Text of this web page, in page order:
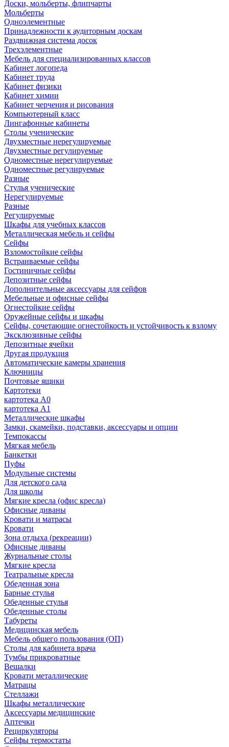
Доски, мольберты, флипчарты
Мольберты
Одноэлементные
Принадлежности к аудиторным доскам
Раздвижная система досок
Трехэлементные
Мебель для специализированных классов
Кабинет логопеда
Кабинет труда
Кабинет физики
Кабинет химии
Кабинет черчения и рисования
Компьютерный класс
Лингафонные кабинеты
Столы ученические
Двухместные нерегулируемые
Двухместные регулируемые
Одноместные нерегулируемые
Одноместные регулируемые
Разные
Стулья ученические
Нерегулируемые
Разные
Регулируемые
Шкафы для учебных классов
Металлическая мебель и сейфы
Сейфы
Взломостойкие сейфы
Встраиваемые сейфы
Гостиничные сейфы
Депозитные сейфы
Дополнительные аксессуары для сейфов
Мебельные и офисные сейфы
Огнестойкие сейфы
Оружейные сейфы и шкафы
Сейфы, сочетающие огнестойкость и устойчивость к взлому
Эксклюзивные сейфы
Депозитные ячейки
Другая продукция
Автоматические камеры хранения
Ключницы
Почтовые ящики
Картотеки
картотека А0
картотека А1
Металлические шкафы
Замки, скамейки, подставки, аксессуары и опции
Темпокассы
Мягкая мебель
Банкетки
Пуфы
Модульные системы
Для детского сада
Для школы
Мягкие кресла (офис кресла)
Офисные диваны
Кровати и матрасы
Кровати
Зона отдыха (рекреации)
Офисные диваны
Журнальные столы
Мягкие кресла
Театральные кресла
Обеденная зона
Барные стулья
Обеденные стулья
Обеденные столы
Табуреты
Медицинская мебель
Мебель общего пользования (ОП)
Столы для кабинета врача
Тумбы прикроватные
Вешалки
Кровати металлические
Матрацы
Стеллажи
Шкафы металлические
Аксессуары медицинские
Аптечки
Рециркуляторы
Сейфы термостаты